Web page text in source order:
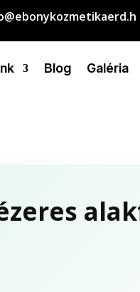
Blog Galéria